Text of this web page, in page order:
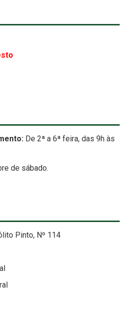
De 2ª a 6ª feira, das 9h às
de sábado.
Pinto, Nº 114